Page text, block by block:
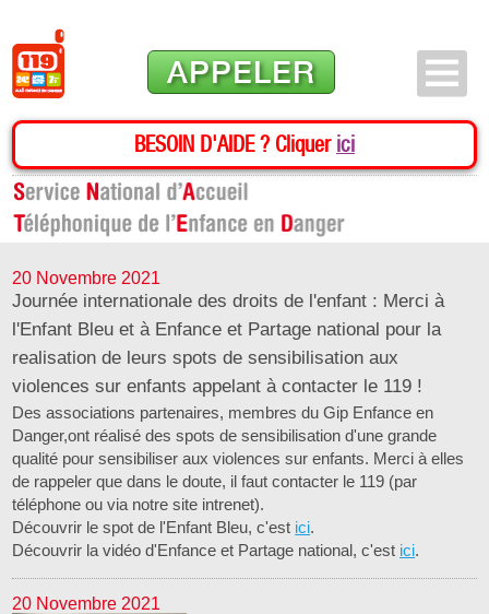
APPELER
BESOIN D'AIDE ? Cliquer ici
20 Novembre 2021
Journée internationale des droits de l'enfant : Merci à
l'Enfant Bleu et à Enfance et Partage national pour la
realisation de leurs spots de sensibilisation aux
violences sur enfants appelant à contacter le 119 !
Des associations partenaires, membres du Gip Enfance en
Danger,ont réalisé des spots de sensibilisation d'une grande
qualité pour sensibiliser aux violences sur enfants. Merci à elles
de rappeler que dans le doute, il faut contacter le 119 (par
téléphone ou via notre site intrenet).
Découvrir le spot de l'Enfant Bleu, c'est ici.
Découvrir la vidéo d'Enfance et Partage national, c'est ici.
20 Novembre 2021